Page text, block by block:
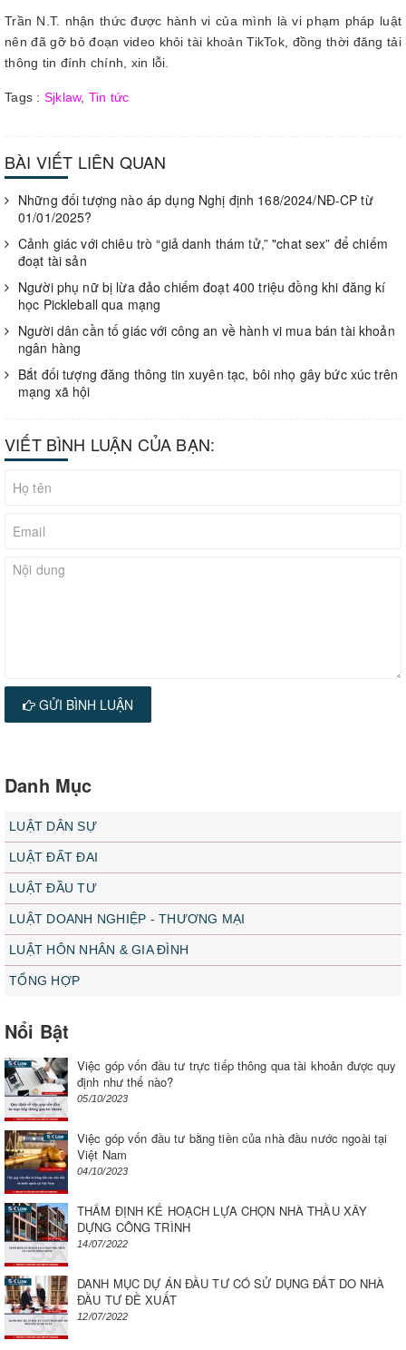
Trần N.T. nhận thức được hành vi của mình là vi phạm pháp luật
nên đã gỡ bỏ đoạn video khỏi tài khoản TikTok, đồng thời đăng tải
thông tin đính chính, xin lỗi.
Tags : Sjklaw, Tin tức
BÀI VIẾT LIÊN QUAN
Những đối tượng nào áp dụng Nghị định 168/2024/NĐ-CP từ
01/01/2025?
Cảnh giác với chiêu trò “giả danh thám tử,” "chat sex” để chiếm
đoạt tài sản
Người phụ nữ bị lừa đảo chiếm đoạt 400 triệu đồng khi đăng kí
học Pickleball qua mạng
Người dân cần tố giác với công an về hành vi mua bán tài khoản
ngân hàng
Bắt đối tượng đăng thông tin xuyên tạc, bôi nhọ gây bức xúc trên
mạng xã hội
VIẾT BÌNH LUẬN CỦA BẠN:
GỬI BÌNH LUẬN
Danh Mục
LUẬT DÂN SỰ
LUẬT ĐẤT ĐAI
LUẬT ĐẦU TƯ
LUẬT DOANH NGHIỆP - THƯƠNG MẠI
LUẬT HÔN NHÂN & GIA ĐÌNH
TỔNG HỢP
Nổi Bật
Việc góp vốn đầu tư trực tiếp thông qua tài khoản được quy
định như thế nào?
05/10/2023
Việc góp vốn đầu tư bằng tiền của nhà đầu nước ngoài tại
Việt Nam
04/10/2023
THẨM ĐỊNH KẾ HOẠCH LỰA CHỌN NHÀ THẦU XÂY
DỰNG CÔNG TRÌNH
14/07/2022
DANH MỤC DỰ ÁN ĐẦU TƯ CÓ SỬ DỤNG ĐẤT DO NHÀ
ĐẦU TƯ ĐỀ XUẤT
12/07/2022